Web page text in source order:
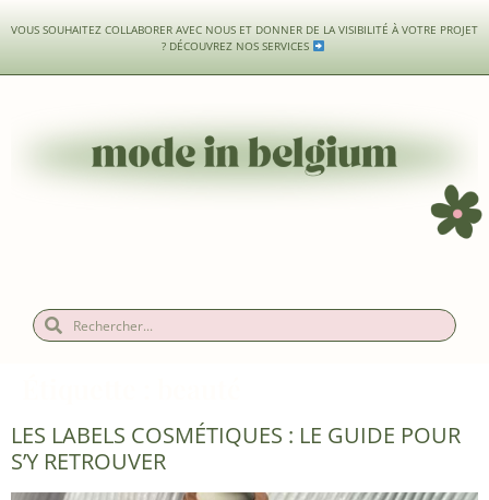
VOUS SOUHAITEZ COLLABORER AVEC NOUS ET DONNER DE LA VISIBILITÉ À VOTRE PROJET
? DÉCOUVREZ NOS SERVICES
LES LABELS COSMÉTIQUES : LE GUIDE POUR
S’Y RETROUVER